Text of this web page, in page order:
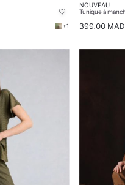
+1
NOUVEAU
399.00 MAD